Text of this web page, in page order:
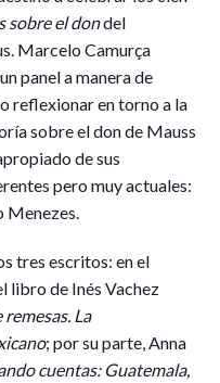
sobre el dondel
Marcelo Camurça
panel a manera de
reflexionar en torno a la
sobre el don de Mauss
de sus
pero muy actuales:
Menezes.
tres escritos: en el
libro de Inés Vachez
La
; por su parte, Anna
cuentas: Guatemala,